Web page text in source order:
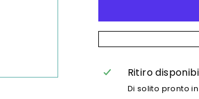
Ritiro
Di solito pronto